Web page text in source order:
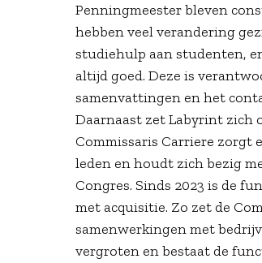
Penningmeester bleven
hebben veel verandering
studiehulp aan studenten,
altijd goed. Deze is
samenvattingen en het
Daarnaast zet Labyrint zich
Commissaris Carriere zorgt
leden en houdt zich bezig
Congres. Sinds 2023 is de
met acquisitie. Zo zet de
samenwerkingen met
vergroten en bestaat de